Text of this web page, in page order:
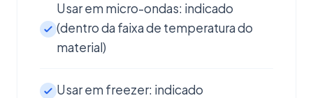
Usar em micro-ondas: indicado
(dentro da faixa de temperatura do
material)
Usar em freezer: indicado